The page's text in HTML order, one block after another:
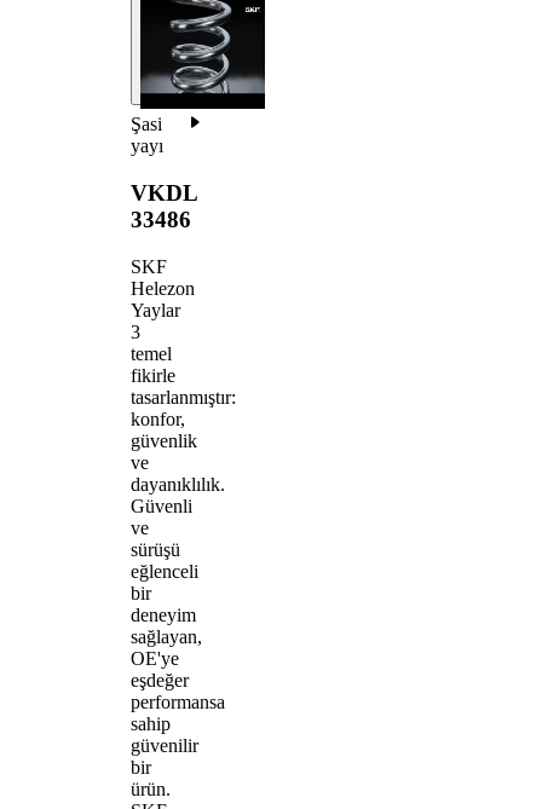
Şasi
yayı
VKDL
33486
SKF
Helezon
Yaylar
3
temel
fikirle
tasarlanmıştır:
konfor,
güvenlik
ve
dayanıklılık.
Güvenli
ve
sürüşü
eğlenceli
bir
deneyim
sağlayan,
OE'ye
eşdeğer
performansa
sahip
güvenilir
bir
ürün.